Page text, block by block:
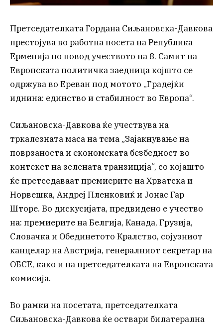
Претседателката Гордана Сиљановска-Давкова
престојува во работна посета на Република
Ерменија по повод учеството на 8. Самит на
Европската политичка заедница којшто се
одржува во Ереван под мотото „Градејќи
иднина: единство и стабилност во Европа“.
Сиљановска-Давкова ќе учествува на
тркалезната маса на тема „Зајакнување на
поврзаноста и економската безбедност во
контекст на зелената транзиција“, со којашто
ќе претседаваат премиерите на Хрватска и
Норвешка, Андреј Пленковиќ и Јонас Гар
Шторе. Во дискусијата, предвидено е учество
на: премиерите на Белгија, Канада, Грузија,
Словачка и Обединетото Крaлство, сојузниот
канцелар на Австрија, генералниот секретар на
ОБСЕ, како и на претседателката на Европската
комисија.
Во рамки на посетата, претседателката
Сиљановска-Давкова ќе оствари билатерална